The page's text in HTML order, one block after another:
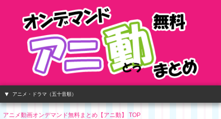
アニメ・ドラマ（五十音順）
アニメ動画オンデマンド無料まとめ【アニ動】 TOP